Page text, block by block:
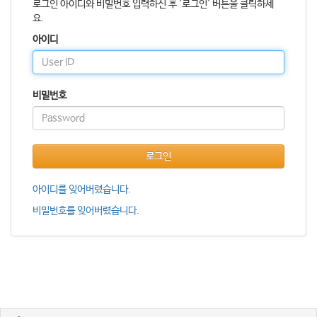
로그인 아이디와 비밀번호 입력하신 후 '로그인' 버튼을 클릭하세
요.
아이디
비밀번호
로그인
아이디를 잊어버렸습니다.
비밀번호를 잊어버렸습니다.